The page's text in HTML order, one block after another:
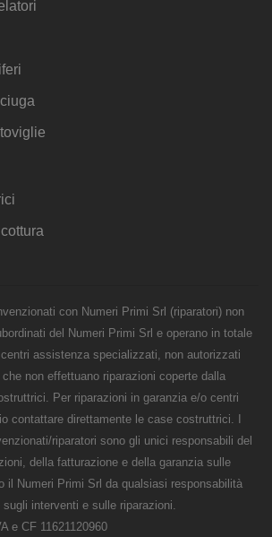
con Numeri Primi Srl (riparatori) non
del Numeri Primi Srl e operano in totale
assistenza specializzati, non autorizzati
non effettuano riparazioni coperte dalla
Per riparazioni in garanzia e/o centri
contattare direttamente le case costruttrici. I
riparatori sono gli unici responsabili del
della fatturazione e della garanzia sulle
il Numeri Primi Srl da qualsiasi responsabilità
interventi e sulle riparazioni.
e CF 11621120960